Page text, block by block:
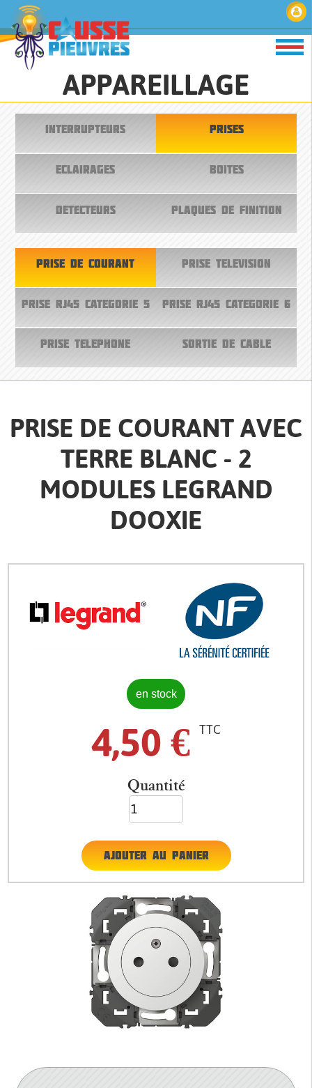
APPAREILLAGE
INTERRUPTEURS PRISES
ECLAIRAGES BOITES
DETECTEURS PLAQUES DE FINITION
PRISE DE COURANT PRISE TELEVISION
PRISE RJ45 CATEGORIE 5 PRISE RJ45 CATEGORIE 6
PRISE TELEPHONE SORTIE DE CABLE
PRISE DE COURANT AVEC
TERRE BLANC - 2
MODULES LEGRAND
DOOXIE
en stock
4,50 € TTC
Quantité